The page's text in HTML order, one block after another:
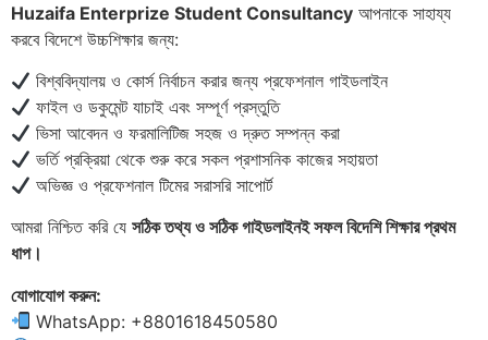
Huzaifa Enterprize Student Consultancy আপনাকে সাহায্য
করবে বিদেশে উচ্চশিক্ষার জন্য:
বিশ্ববিদ্যালয় ও কোর্স নির্বাচন করার জন্য প্রফেশনাল গাইডলাইন
ফাইল ও ডকুমেন্ট যাচাই এবং সম্পূর্ণ প্রস্তুতি
ভিসা আবেদন ও ফরমালিটিজ সহজ ও দ্রুত সম্পন্ন করা
ভর্তি প্রক্রিয়া থেকে শুরু করে সকল প্রশাসনিক কাজের সহায়তা
অভিজ্ঞ ও প্রফেশনাল টিমের সরাসরি সাপোর্ট
আমরা নিশ্চিত করি যে সঠিক তথ্য ও সঠিক গাইডলাইনই সফল বিদেশি শিক্ষার প্রথম
ধাপ।
যোগাযোগ করুন:
WhatsApp: +8801618450580